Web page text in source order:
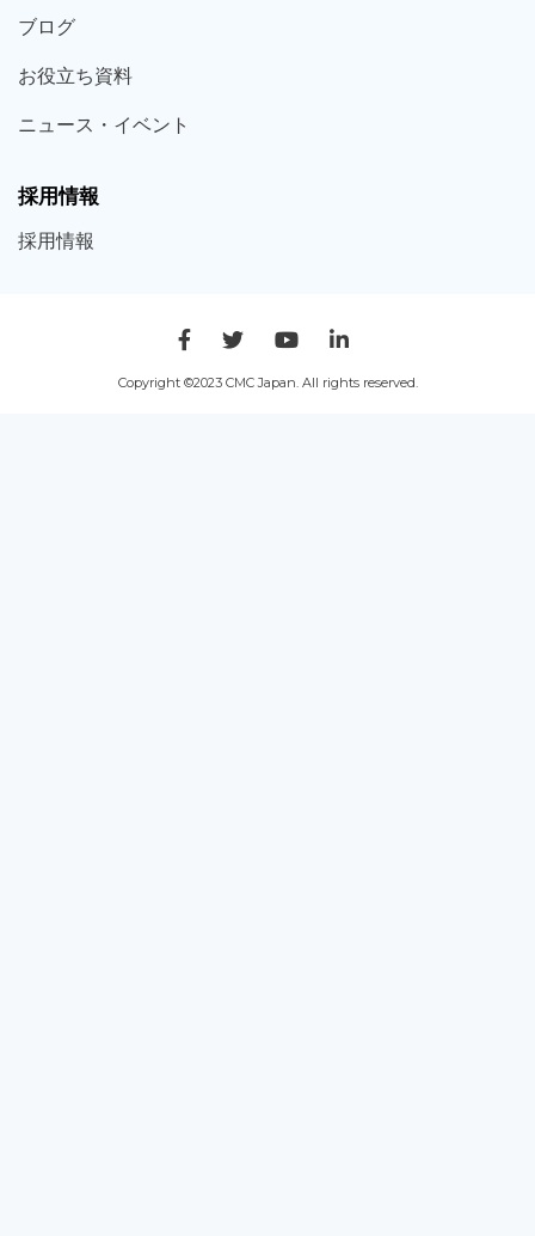
ブログ
お役立ち資料
ニュース・ イベント
採用情報
採用情報
Copyright ©2023 CMC Japan. All rights reserved.